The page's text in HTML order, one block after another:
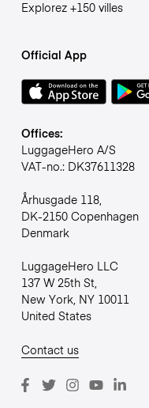
Explorez +150 villes
Official App
Offices:
LuggageHero A/S
VAT-no.: DK37611328
Århusgade 118,
DK-2150 Copenhagen
Denmark
LuggageHero LLC
137 W 25th St,
New York, NY 10011
United States
Contact us